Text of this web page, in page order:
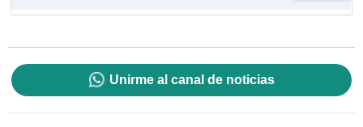
Unirme al canal de noticias